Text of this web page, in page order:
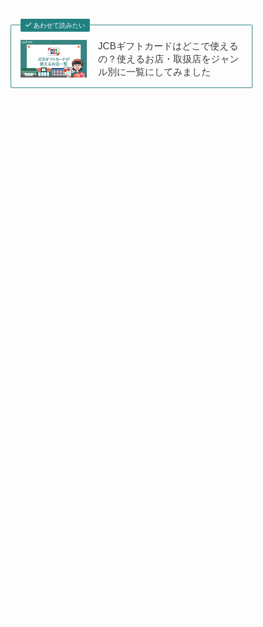
あわせて読みたい
JCBギフトカードはどこで使える
の？使えるお店・取扱店をジャン
ル別に一覧にしてみました